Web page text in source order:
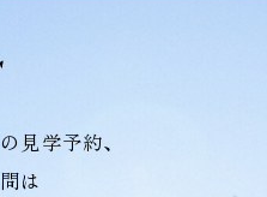
見学予約、
は